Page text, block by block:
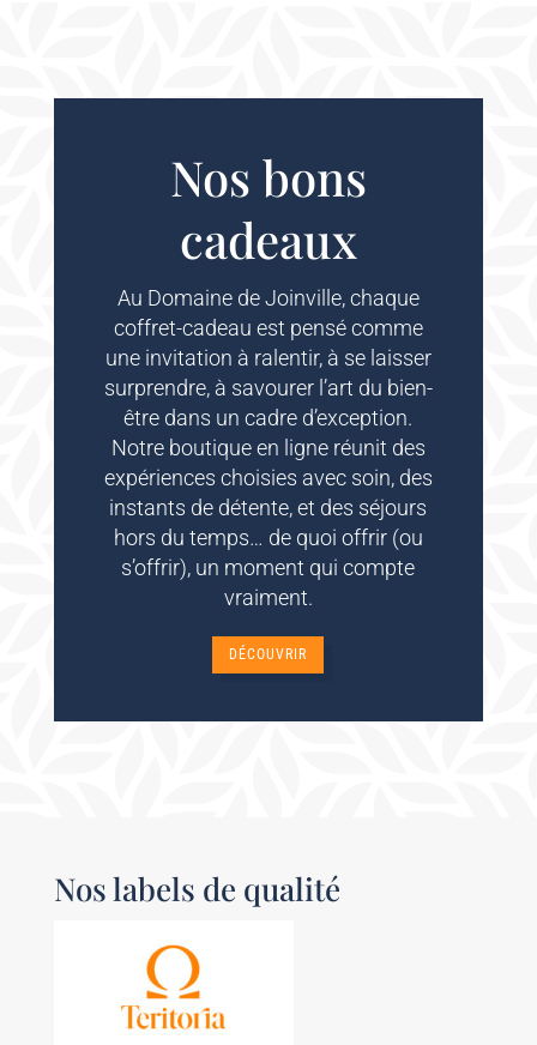
Nos bons
cadeaux
Au Domaine de Joinville, chaque
coffret-cadeau est pensé comme
une invitation à ralentir, à se laisser
surprendre, à savourer l’art du bien-
être dans un cadre d’exception.
Notre boutique en ligne réunit des
expériences choisies avec soin, des
instants de détente, et des séjours
hors du temps… de quoi offrir (ou
s’offrir), un moment qui compte
vraiment.
DÉCOUVRIR
Nos labels de qualité